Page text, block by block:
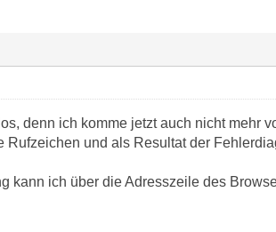
denn ich komme jetzt auch nicht mehr
Rufzeichen und als Resultat der
kann ich über die Adresszeile des